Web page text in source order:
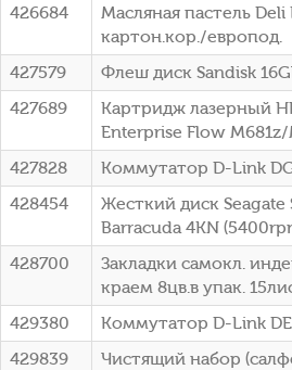
426684
Масляная пастель
картон.кор./европод.
427579
Флеш диск Sandisk
427689
Картридж лазерный
Enterprise Flow
427828
Коммутатор D-Link
428454
Жесткий диск
Barracuda 4KN
428700
Закладки самокл.
краем 8цв.в упак.
429380
Коммутатор D-Link
429839
Чистящий набор